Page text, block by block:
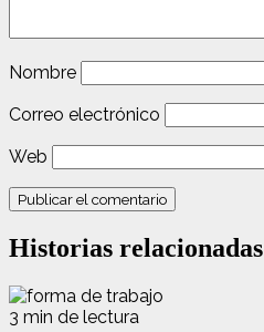
Nombre
Correo electrónico
Web
Historias relacionadas
3 min de lectura